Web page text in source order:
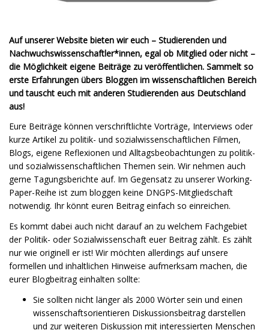
Auf unserer Website bieten wir euch – Studierenden und
Nachwuchswissenschaftler*innen, egal ob Mitglied oder nicht –
die Möglichkeit eigene Beiträge zu veröffentlichen. Sammelt so
erste Erfahrungen übers Bloggen im wissenschaftlichen Bereich
und tauscht euch mit anderen Studierenden aus Deutschland
aus!
Eure Beiträge können verschriftlichte Vorträge, Interviews oder
kurze Artikel zu politik- und sozialwissenschaftlichen Filmen,
Blogs, eigene Reflexionen und Alltagsbeobachtungen zu politik-
und sozialwissenschaftlichen Themen sein. Wir nehmen auch
gerne Tagungsberichte auf. Im Gegensatz zu unserer Working-
Paper-Reihe ist zum bloggen keine DNGPS-Mitgliedschaft
notwendig. Ihr könnt euren Beitrag einfach so einreichen.
Es kommt dabei auch nicht darauf an zu welchem Fachgebiet
der Politik- oder Sozialwissenschaft euer Beitrag zählt. Es zählt
nur wie originell er ist! Wir möchten allerdings auf unsere
formellen und inhaltlichen Hinweise aufmerksam machen, die
eurer Blogbeitrag einhalten sollte:
Sie sollten nicht länger als 2000 Wörter sein und einen
wissenschaftsorientieren Diskussionsbeitrag darstellen
und zur weiteren Diskussion mit interessierten Menschen